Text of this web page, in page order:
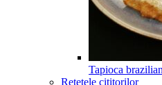
Tapioca
Rețetele cititorilor